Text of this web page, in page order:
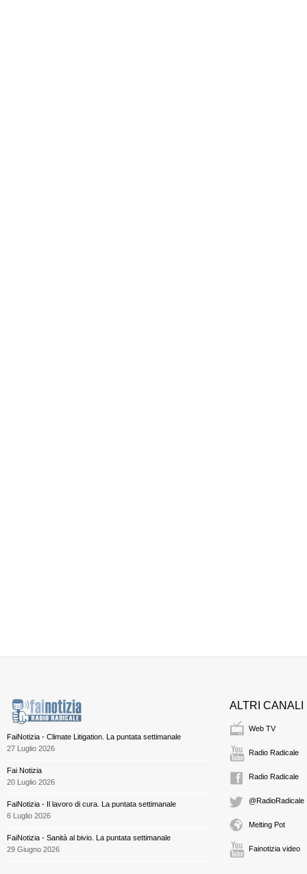
FaiNotizia - Climate Litigation. La puntata settimanale
27 Luglio 2026
Fai Notizia
20 Luglio 2026
FaiNotizia - Il lavoro di cura. La puntata settimanale
6 Luglio 2026
FaiNotizia - Sanità al bivio. La puntata settimanale
29 Giugno 2026
ALTRI CANALI
Web TV
Radio Radicale
Radio Radicale
@RadioRadicale
Melting Pot
Fainotizia video